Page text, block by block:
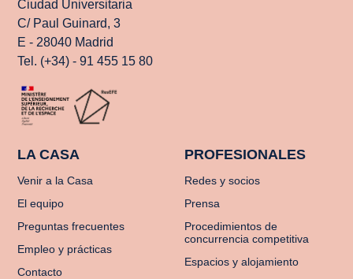
Ciudad Universitaria
C/ Paul Guinard, 3
E - 28040 Madrid
Tel. (+34) - 91 455 15 80
LA CASA
Venir a la Casa
El equipo
Preguntas frecuentes
Empleo y prácticas
Contacto
PROFESIONALES
Redes y socios
Prensa
Procedimientos de
concurrencia competitiva
Espacios y alojamiento